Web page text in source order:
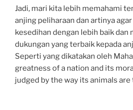
Jadi, mari kita lebih memahami
anjing peliharaan dan artinya
kesedihan dengan lebih baik dan
dukungan yang terbaik kepada
Seperti yang dikatakan oleh
greatness of a nation and its
judged by the way its animals are